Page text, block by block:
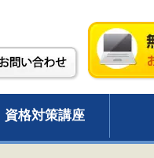
資格対策講座